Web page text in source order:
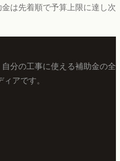
は先着順で予算上限に達し次
分の工事に使える補助金の全
アです。